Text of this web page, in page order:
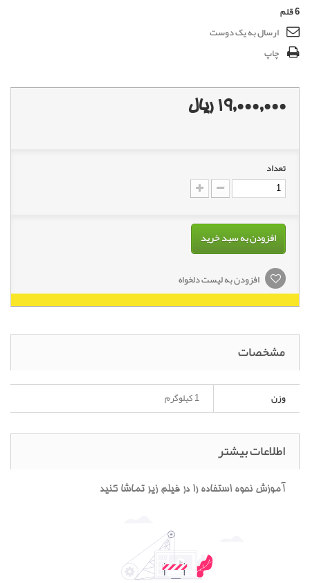
6قلم
ارسال به یک دوست
چاپ
19,000,000 ریال
تعداد
افزودن به سبد خرید
افزودن به لیست دلخواه
مشخصات
وزن 1 کیلوگرم
اطلاعات بیشتر
آموزش نحوه استفاده را در فیلم زیر تماشا کنید